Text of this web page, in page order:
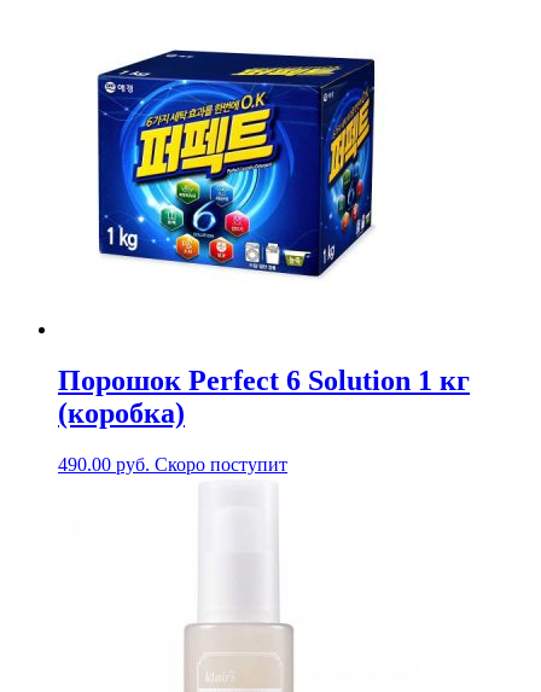
Порошок Perfect 6 Solution 1 кг
(коробка)
490.00 руб. Скоро поступит